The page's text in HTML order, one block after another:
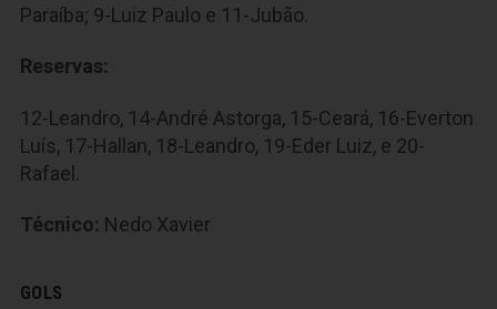
Paraíba; 9-Luiz Paulo e 11-Jubão.
Reservas:
12-Leandro, 14-André Astorga, 15-Ceará, 16-Everton
Luís, 17-Hallan, 18-Leandro, 19-Eder Luiz, e 20-
Rafael.
Técnico: Nedo Xavier
GOLS